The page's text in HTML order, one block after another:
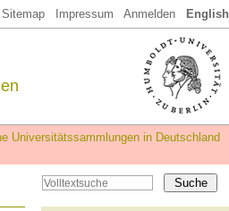
Sitemap Impressum Anmelden English
Universitätssammlungen in Deutschland